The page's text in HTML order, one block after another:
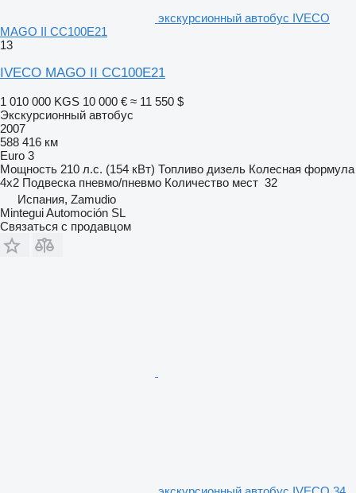
экскурсионный автобус IVECO
MAGO II CC100E21
13
IVECO MAGO II CC100E21
1 010 000 KGS 10 000 € ≈ 11 550 $
Экскурсионный автобус
2007
588 416 км
Euro 3
Мощность 210 л.с. (154 кВт) Топливо дизель Колесная формула
4x2 Подвеска пневмо/пневмо Количество мест 32
Испания, Zamudio
Mintegui Automoción SL
Связаться с продавцом